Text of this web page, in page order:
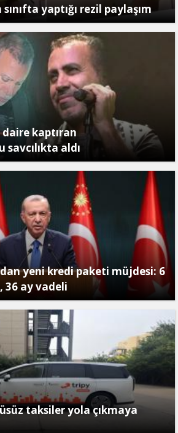
yaptığı rezil paylaşım
kaptıran
aldı
yeni kredi paketi müjdesi: 6
36 ay vadeli
taksiler yola çıkmaya